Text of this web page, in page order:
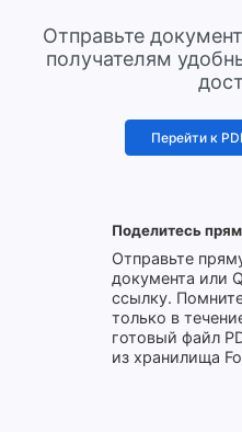
Отправьте
получателям
Перейти к
Поделитесь
Отправьте
документа или
ссылку.
только в
готовый файл
из хранилища